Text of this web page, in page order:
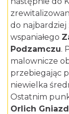
do najbardziej
wspaniałego
Podzamczu.
malownicze
przebiegając
niewielka
Ostatnim
Orlich Gniazd